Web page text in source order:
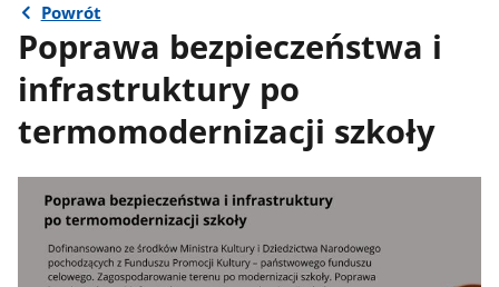
Powrót
Poprawa bezpieczeństwa i
infrastruktury po
termomodernizacji szkoły